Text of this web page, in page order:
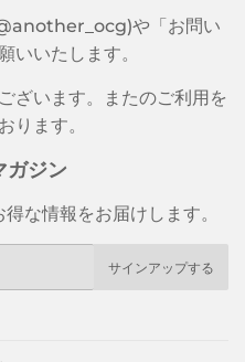
や「お問い
いいたします。
ざいます。またのご利用を
ります。
ガジン
な情報をお届けします。
サインアップする